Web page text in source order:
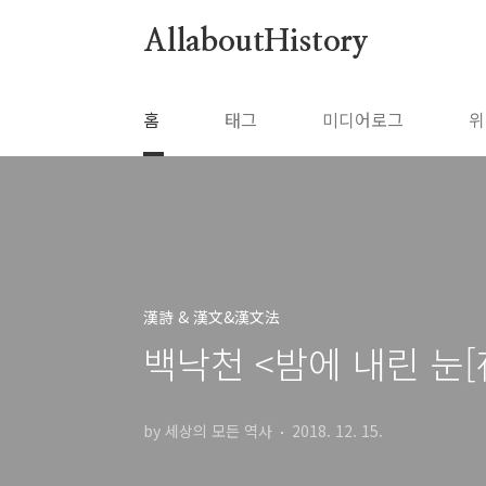
AllaboutHistory
홈 태그 미디어로그
漢詩 & 漢文&漢文法
백낙천 <밤에 내린 눈
by 세상의 모든 역사 2018. 12. 15.